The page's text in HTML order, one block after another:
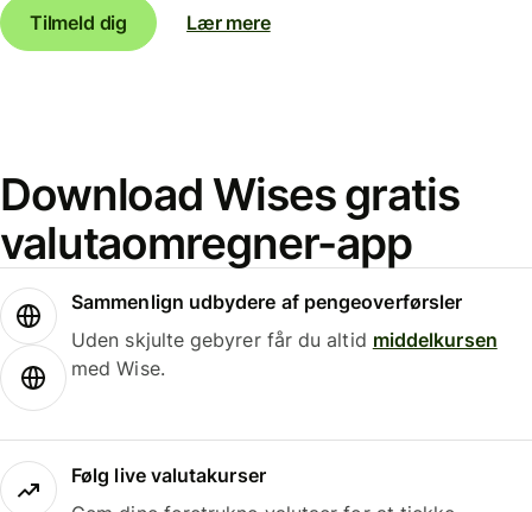
Tilmeld dig
Lær mere
Download Wises gratis
valutaomregner-app
Sammenlign udbydere af pengeoverførsler
Uden skjulte gebyrer får du altid middelkursen
med Wise.
Følg live valutakurser